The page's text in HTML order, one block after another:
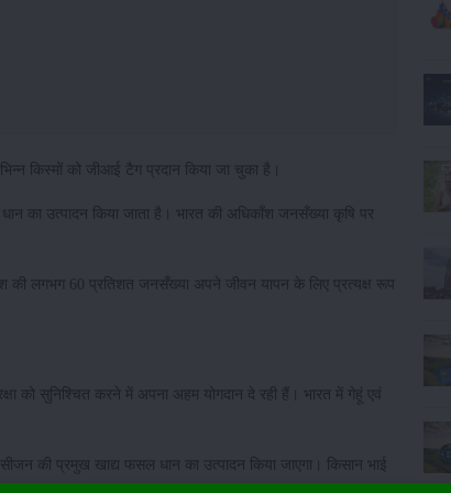
किस्मों को जीआई टैग प्रदान किया जा चुका है।
का उत्पादन किया जाता है। भारत की अधिकाँश जनसँख्या कृषि पर
लगभग 60 प्रतिशत जनसँख्या अपने जीवन यापन के लिए प्रत्यक्ष रूप
को सुनिश्चित करने में अपना अहम योगदान दे रही हैं। भारत में गेहूं एवं
की प्रमुख खाद्य फसल धान का उत्पादन किया जाएगा। किसान भाई